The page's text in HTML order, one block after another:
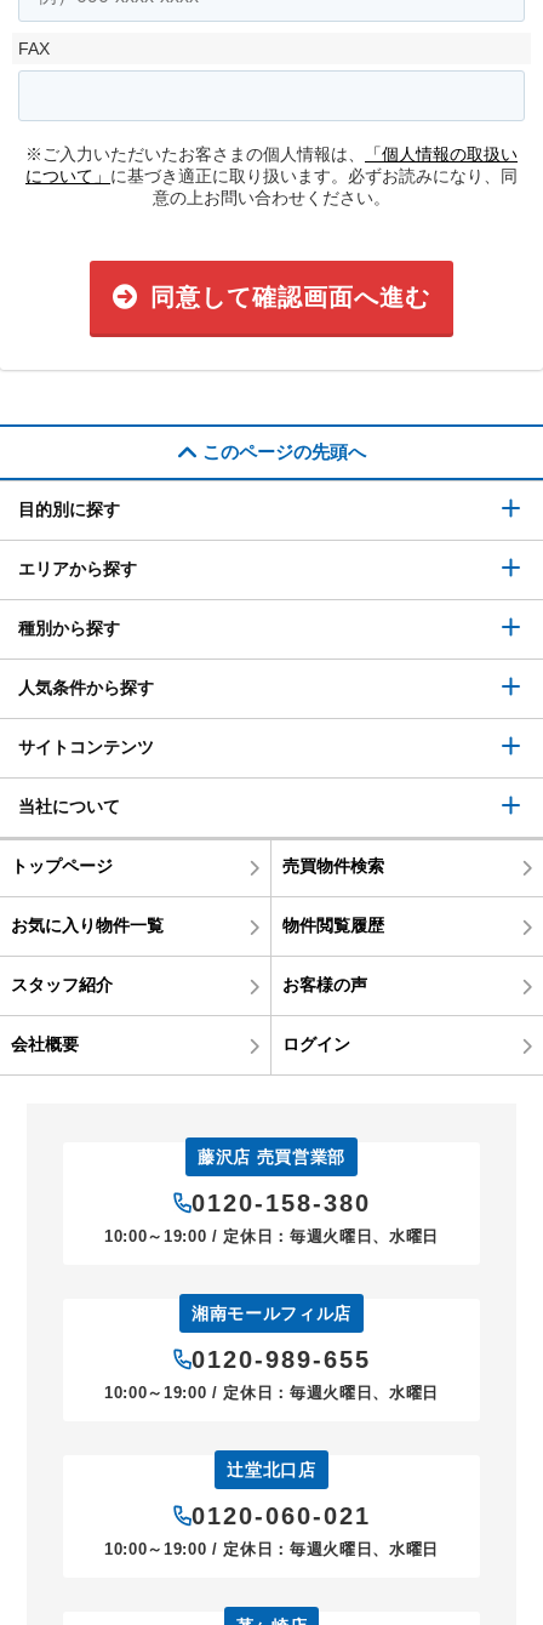
FAX
※ご入力いただいたお客さまの個人情報は、
「個人情報の取扱い
について」 に基づき適正に取り扱います。必ずお読みになり、同
意の上お問い合わせください。
同意して確認画面へ進む
このページの先頭へ
目的別に探す
エリアから探す
種別から探す
人気条件から探す
サイトコンテンツ
当社について
トップページ 売買物件検索
お気に入り物件一覧 物件閲覧履歴
スタッフ紹介 お客様の声
会社概要 ログイン
藤沢店 売買営業部
0120-158-380
10:00～19:00 / 定休日：毎週火曜日、水曜日
湘南モールフィル店
0120-989-655
10:00～19:00 / 定休日：毎週火曜日、水曜日
辻堂北口店
0120-060-021
10:00～19:00 / 定休日：毎週火曜日、水曜日